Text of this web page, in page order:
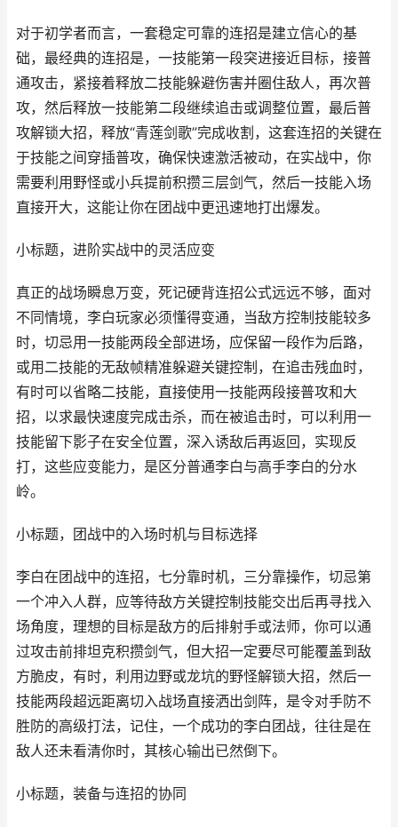
对于初学者而言，一套稳定可靠的连招是建立信心的基
础，最经典的连招是，一技能第一段突进接近目标，接普
通攻击，紧接着释放二技能躲避伤害并圈住敌人，再次普
攻，然后释放一技能第二段继续追击或调整位置，最后普
攻解锁大招，释放“青莲剑歌”完成收割，这套连招的关键在
于技能之间穿插普攻，确保快速激活被动，在实战中，你
需要利用野怪或小兵提前积攒三层剑气，然后一技能入场
直接开大，这能让你在团战中更迅速地打出爆发。
小标题，进阶实战中的灵活应变
真正的战场瞬息万变，死记硬背连招公式远远不够，面对
不同情境，李白玩家必须懂得变通，当敌方控制技能较多
时，切忌用一技能两段全部进场，应保留一段作为后路，
或用二技能的无敌帧精准躲避关键控制，在追击残血时，
有时可以省略二技能，直接使用一技能两段接普攻和大
招，以求最快速度完成击杀，而在被追击时，可以利用一
技能留下影子在安全位置，深入诱敌后再返回，实现反
打，这些应变能力，是区分普通李白与高手李白的分水
岭。
小标题，团战中的入场时机与目标选择
李白在团战中的连招，七分靠时机，三分靠操作，切忌第
一个冲入人群，应等待敌方关键控制技能交出后再寻找入
场角度，理想的目标是敌方的后排射手或法师，你可以通
过攻击前排坦克积攒剑气，但大招一定要尽可能覆盖到敌
方脆皮，有时，利用边野或龙坑的野怪解锁大招，然后一
技能两段超远距离切入战场直接洒出剑阵，是令对手防不
胜防的高级打法，记住，一个成功的李白团战，往往是在
敌人还未看清你时，其核心输出已然倒下。
小标题，装备与连招的协同